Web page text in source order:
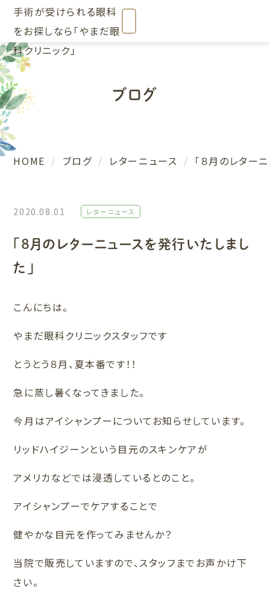
ブログ
HOME ブログ レターニュース 「８月のレター
2020.08.01 レターニュース
「８月のレターニュースを発行いたしまし
た」
こんにちは。
やまだ眼科クリニックスタッフです
とうとう８月、夏本番です！！
急に蒸し暑くなってきました。
今月はアイシャンプーについてお知らせしています。
リッドハイジーンという目元のスキンケアが
アメリカなどでは浸透しているとのこと。
アイシャンプーでケアすることで
健やかな目元を作ってみませんか？
当院で販売していますので、スタッフまでお声かけ下
さい。